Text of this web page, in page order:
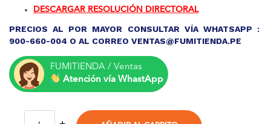
DESCARGAR RESOLUCIÓN DIRECTORAL
PRECIOS AL POR MAYOR CONSULTAR VÍA WHATSAPP :
900-660-004 O AL CORREO VENTAS@FUMITIENDA.PE
FUMITIENDA / Ventas
Atención vía WhastApp